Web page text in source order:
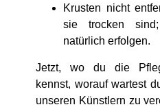
Krusten nicht
sie trocken
natürlich erfolgen.
Jetzt, wo du die
kennst, worauf wartest
unseren Künstlern zu